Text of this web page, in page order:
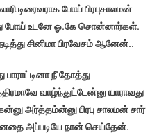
டிரைவராக போய் பிரபுசாலமன்
போய் உடனே ஓ.கே சொன்னார்கள்.
சினிமா பிரவேசம் ஆனேன்..
பாராட்டினா நீ தோத்து
வாழ்ந்துட்டேன்னு யாராவது
அர்த்தம்ன்னு பிரபு சாலமன் சார்
அப்படியே நான் செய்தேன்.